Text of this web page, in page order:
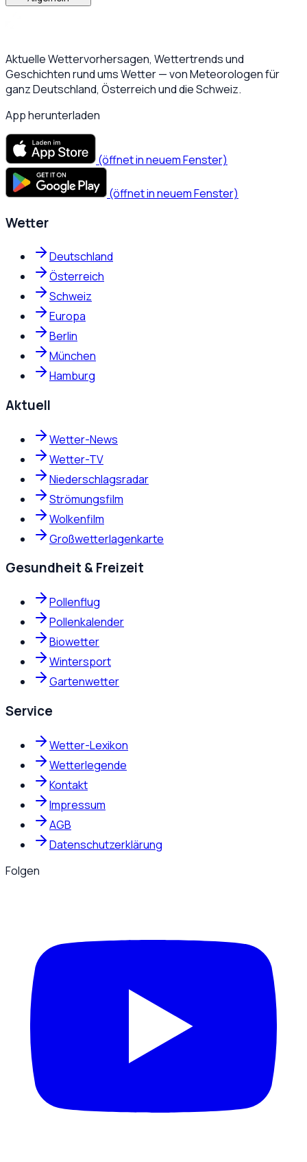
Aktuelle Wettervorhersagen, Wettertrends und
Geschichten rund ums Wetter — von Meteorologen für
ganz Deutschland, Österreich und die Schweiz.
App herunterladen
(öffnet in neuem Fenster)
(öffnet in neuem Fenster)
Wetter
Deutschland
Österreich
Schweiz
Europa
Berlin
München
Hamburg
Aktuell
Wetter-News
Wetter-TV
Niederschlagsradar
Strömungsfilm
Wolkenfilm
Großwetterlagenkarte
Gesundheit & Freizeit
Pollenflug
Pollenkalender
Biowetter
Wintersport
Gartenwetter
Service
Wetter-Lexikon
Wetterlegende
Kontakt
Impressum
AGB
Datenschutzerklärung
Folgen